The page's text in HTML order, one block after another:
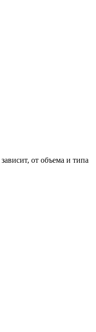
зависит, от объема и типа